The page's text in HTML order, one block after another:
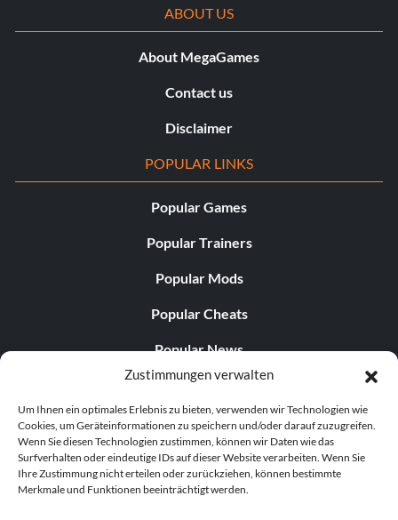
Zustimmungen verwalten
Um Ihnen ein optimales Erlebnis zu bieten, verwenden wir Technologien wie
Cookies, um Geräteinformationen zu speichern und/oder darauf zuzugreifen.
Wenn Sie diesen Technologien zustimmen, können wir Daten wie das
Surfverhalten oder eindeutige IDs auf dieser Website verarbeiten. Wenn Sie
Ihre Zustimmung nicht erteilen oder zurückziehen, können bestimmte
Merkmale und Funktionen beeinträchtigt werden.
ABOUT US
About MegaGames
Contact us
Disclaimer
POPULAR LINKS
Popular Games
Popular Trainers
Popular Mods
Popular Cheats
Popular News
Popular Editorials
Popular Free Games
LATEST UPDATES